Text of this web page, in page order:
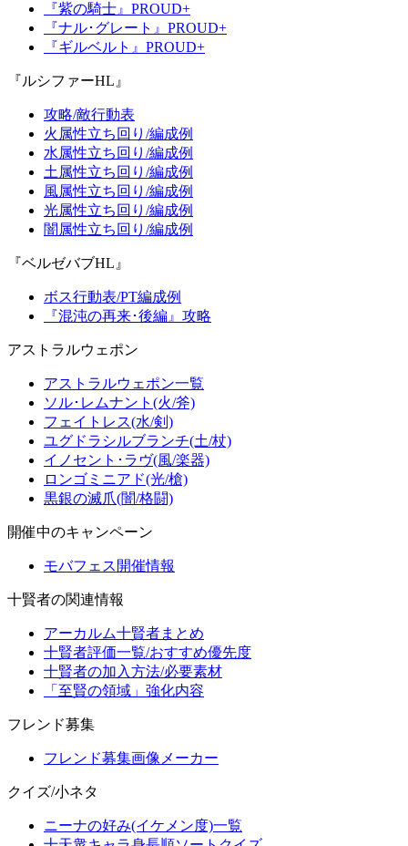
『紫の騎士』PROUD+
『ナル･グレート』PROUD+
『ギルベルト』PROUD+
『ルシファーHL』
攻略/敵行動表
火属性立ち回り/編成例
水属性立ち回り/編成例
土属性立ち回り/編成例
風属性立ち回り/編成例
光属性立ち回り/編成例
闇属性立ち回り/編成例
『ベルゼバブHL』
ボス行動表/PT編成例
『混沌の再来･後編』攻略
アストラルウェポン
アストラルウェポン一覧
ソル･レムナント(火/斧)
フェイトレス(水/剣)
ユグドラシルブランチ(土/杖)
イノセント･ラヴ(風/楽器)
ロンゴミニアド(光/槍)
黒銀の滅爪(闇/格闘)
開催中のキャンペーン
モバフェス開催情報
十賢者の関連情報
アーカルム十賢者まとめ
十賢者評価一覧/おすすめ優先度
十賢者の加入方法/必要素材
「至賢の領域」強化内容
フレンド募集
フレンド募集画像メーカー
クイズ/小ネタ
ニーナの好み(イケメン度)一覧